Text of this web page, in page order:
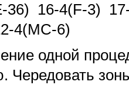
36) 16-4(F-3)
4(MC-6)
одной
Чередовать